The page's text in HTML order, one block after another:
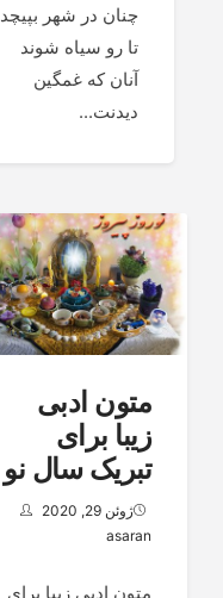
چنان در شهر بپیچد
تا رو سیاه شوند
آنان که غمگین
دیدنت...
متون ادبی
زیبا برای
تبریک سال نو
ژوئن 29, 2020
asaran
متون ادبی زیبا برای